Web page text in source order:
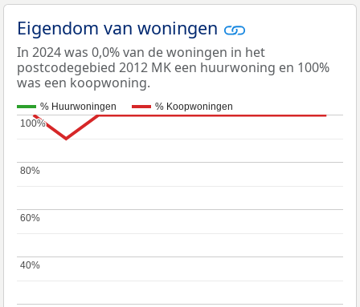
Eigendom van woningen
In 2024 was 0,0% van de woningen in het
postcodegebied 2012 MK een huurwoning en 100%
was een koopwoning.
% Huurwoningen % Koopwoningen
40%
40%
60%
60%
80%
80%
100%
100%